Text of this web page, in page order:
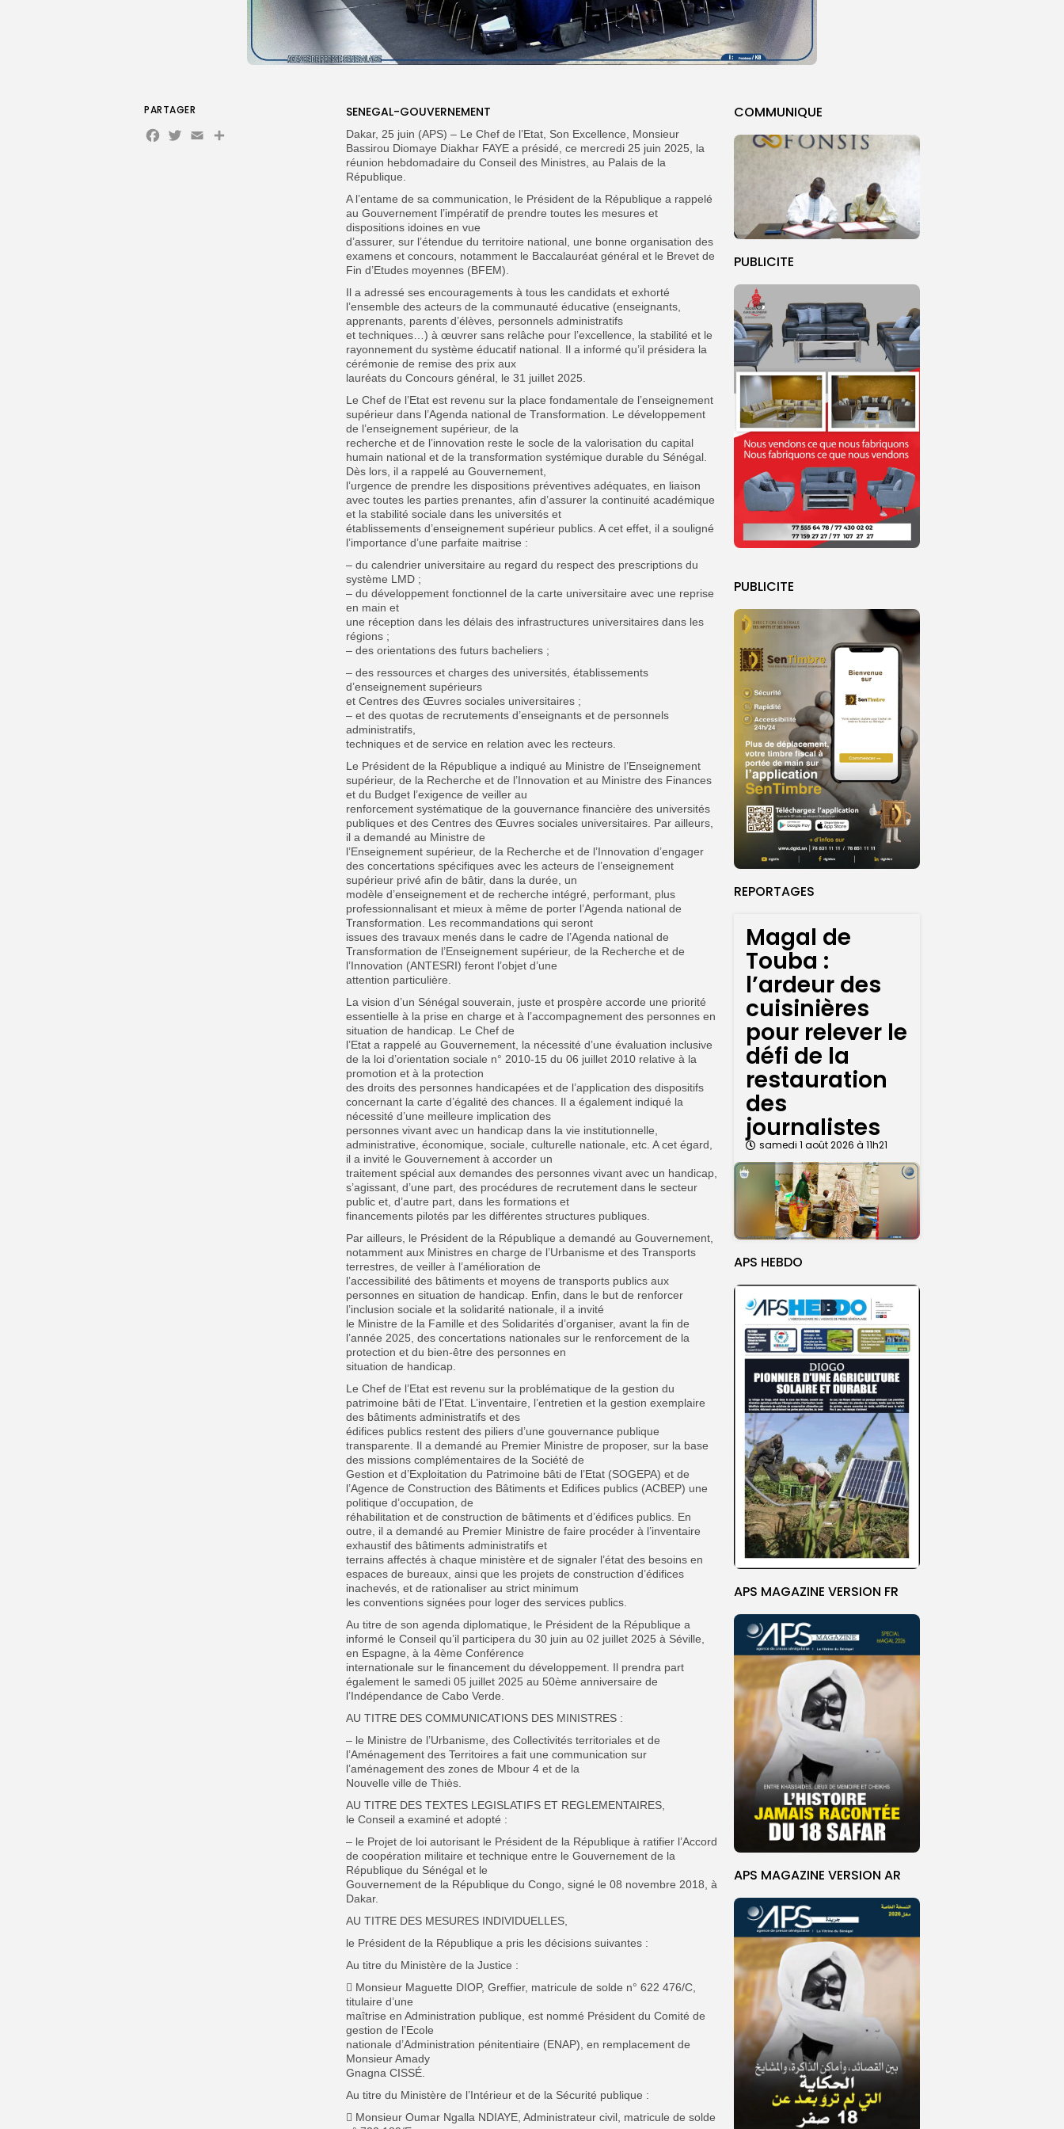
COMMUNIQUE
PUBLICITE
PUBLICITE
REPORTAGES
Magal de
Touba :
l’ardeur des
cuisinières
pour relever le
défi de la
restauration
des
journalistes
samedi 1 août 2026 à 11h21
APS HEBDO
APS MAGAZINE VERSION FR
APS MAGAZINE VERSION AR
SENEGAL-GOUVERNEMENT
Dakar, 25 juin (APS) – Le Chef de l’Etat, Son Excellence, Monsieur
Bassirou Diomaye Diakhar FAYE a présidé, ce mercredi 25 juin 2025, la
réunion hebdomadaire du Conseil des Ministres, au Palais de la
République.
A l’entame de sa communication, le Président de la République a rappelé
au Gouvernement l’impératif de prendre toutes les mesures et
dispositions idoines en vue
d’assurer, sur l’étendue du territoire national, une bonne organisation des
examens et concours, notamment le Baccalauréat général et le Brevet de
Fin d’Etudes moyennes (BFEM).
Il a adressé ses encouragements à tous les candidats et exhorté
l’ensemble des acteurs de la communauté éducative (enseignants,
apprenants, parents d’élèves, personnels administratifs
et techniques…) à œuvrer sans relâche pour l’excellence, la stabilité et le
rayonnement du système éducatif national. Il a informé qu’il présidera la
cérémonie de remise des prix aux
lauréats du Concours général, le 31 juillet 2025.
Le Chef de l’Etat est revenu sur la place fondamentale de l’enseignement
supérieur dans l’Agenda national de Transformation. Le développement
de l’enseignement supérieur, de la
recherche et de l’innovation reste le socle de la valorisation du capital
humain national et de la transformation systémique durable du Sénégal.
Dès lors, il a rappelé au Gouvernement,
l’urgence de prendre les dispositions préventives adéquates, en liaison
avec toutes les parties prenantes, afin d’assurer la continuité académique
et la stabilité sociale dans les universités et
établissements d’enseignement supérieur publics. A cet effet, il a souligné
l’importance d’une parfaite maitrise :
– du calendrier universitaire au regard du respect des prescriptions du
système LMD ;
– du développement fonctionnel de la carte universitaire avec une reprise
en main et
une réception dans les délais des infrastructures universitaires dans les
régions ;
– des orientations des futurs bacheliers ;
– des ressources et charges des universités, établissements
d’enseignement supérieurs
et Centres des Œuvres sociales universitaires ;
– et des quotas de recrutements d’enseignants et de personnels
administratifs,
techniques et de service en relation avec les recteurs.
Le Président de la République a indiqué au Ministre de l’Enseignement
supérieur, de la Recherche et de l’Innovation et au Ministre des Finances
et du Budget l’exigence de veiller au
renforcement systématique de la gouvernance financière des universités
publiques et des Centres des Œuvres sociales universitaires. Par ailleurs,
il a demandé au Ministre de
l’Enseignement supérieur, de la Recherche et de l’Innovation d’engager
des concertations spécifiques avec les acteurs de l’enseignement
supérieur privé afin de bâtir, dans la durée, un
modèle d’enseignement et de recherche intégré, performant, plus
professionnalisant et mieux à même de porter l’Agenda national de
Transformation. Les recommandations qui seront
issues des travaux menés dans le cadre de l’Agenda national de
Transformation de l’Enseignement supérieur, de la Recherche et de
l’Innovation (ANTESRI) feront l’objet d’une
attention particulière.
La vision d’un Sénégal souverain, juste et prospère accorde une priorité
essentielle à la prise en charge et à l’accompagnement des personnes en
situation de handicap. Le Chef de
l’Etat a rappelé au Gouvernement, la nécessité d’une évaluation inclusive
de la loi d’orientation sociale n° 2010-15 du 06 juillet 2010 relative à la
promotion et à la protection
des droits des personnes handicapées et de l’application des dispositifs
concernant la carte d’égalité des chances. Il a également indiqué la
nécessité d’une meilleure implication des
personnes vivant avec un handicap dans la vie institutionnelle,
administrative, économique, sociale, culturelle nationale, etc. A cet égard,
il a invité le Gouvernement à accorder un
traitement spécial aux demandes des personnes vivant avec un handicap,
s’agissant, d’une part, des procédures de recrutement dans le secteur
public et, d’autre part, dans les formations et
financements pilotés par les différentes structures publiques.
Par ailleurs, le Président de la République a demandé au Gouvernement,
notamment aux Ministres en charge de l’Urbanisme et des Transports
terrestres, de veiller à l’amélioration de
l’accessibilité des bâtiments et moyens de transports publics aux
personnes en situation de handicap. Enfin, dans le but de renforcer
l’inclusion sociale et la solidarité nationale, il a invité
le Ministre de la Famille et des Solidarités d’organiser, avant la fin de
l’année 2025, des concertations nationales sur le renforcement de la
protection et du bien-être des personnes en
situation de handicap.
Le Chef de l’Etat est revenu sur la problématique de la gestion du
patrimoine bâti de l’Etat. L’inventaire, l’entretien et la gestion exemplaire
des bâtiments administratifs et des
édifices publics restent des piliers d’une gouvernance publique
transparente. Il a demandé au Premier Ministre de proposer, sur la base
des missions complémentaires de la Société de
Gestion et d’Exploitation du Patrimoine bâti de l’Etat (SOGEPA) et de
l’Agence de Construction des Bâtiments et Edifices publics (ACBEP) une
politique d’occupation, de
réhabilitation et de construction de bâtiments et d’édifices publics. En
outre, il a demandé au Premier Ministre de faire procéder à l’inventaire
exhaustif des bâtiments administratifs et
terrains affectés à chaque ministère et de signaler l’état des besoins en
espaces de bureaux, ainsi que les projets de construction d’édifices
inachevés, et de rationaliser au strict minimum
les conventions signées pour loger des services publics.
Au titre de son agenda diplomatique, le Président de la République a
informé le Conseil qu’il participera du 30 juin au 02 juillet 2025 à Séville,
en Espagne, à la 4ème Conférence
internationale sur le financement du développement. Il prendra part
également le samedi 05 juillet 2025 au 50ème anniversaire de
l’Indépendance de Cabo Verde.
AU TITRE DES COMMUNICATIONS DES MINISTRES :
– le Ministre de l’Urbanisme, des Collectivités territoriales et de
l’Aménagement des Territoires a fait une communication sur
l’aménagement des zones de Mbour 4 et de la
Nouvelle ville de Thiès.
AU TITRE DES TEXTES LEGISLATIFS ET REGLEMENTAIRES,
le Conseil a examiné et adopté :
– le Projet de loi autorisant le Président de la République à ratifier l’Accord
de coopération militaire et technique entre le Gouvernement de la
République du Sénégal et le
Gouvernement de la République du Congo, signé le 08 novembre 2018, à
Dakar.
AU TITRE DES MESURES INDIVIDUELLES,
le Président de la République a pris les décisions suivantes :
Au titre du Ministère de la Justice :
 Monsieur Maguette DIOP, Greffier, matricule de solde n° 622 476/C,
titulaire d’une
maîtrise en Administration publique, est nommé Président du Comité de
gestion de l’Ecole
nationale d’Administration pénitentiaire (ENAP), en remplacement de
Monsieur Amady
Gnagna CISSÉ.
Au titre du Ministère de l’Intérieur et de la Sécurité publique :
 Monsieur Oumar Ngalla NDIAYE, Administrateur civil, matricule de solde
PARTAGER
Facebook
Twitter
EmailPartager